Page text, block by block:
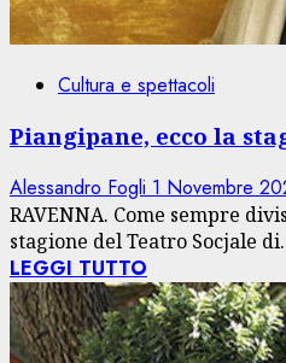
Cultura e spettacoli
Piangipane, ecco la
Alessandro Fogli 1 Novembre
RAVENNA. Come sempre
stagione del Teatro Socjale
LEGGI TUTTO